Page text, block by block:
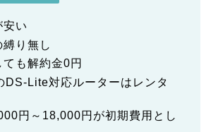
安い
り無し
も解約金0円
DS-Lite対応ルーターはレンタ
円～18,000円が初期費用とし